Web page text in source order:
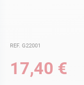
REF. G22001
17,40 €